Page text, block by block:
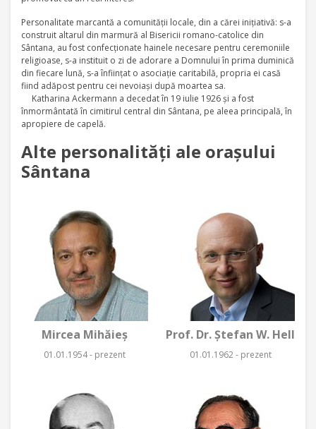
Personalitate marcantă a comunităţii locale, din a cărei iniţiativă: s-a
construit altarul din marmură al Bisericii romano-catolice din
Sântana, au fost confecţionate hainele necesare pentru ceremoniile
religioase, s-a instituit o zi de adorare a Domnului în prima duminică
din fiecare lună, s-a înfiinţat o asociaţie caritabilă, propria ei casă
fiind adăpost pentru cei nevoiaşi după moartea sa.
Katharina Ackermann a decedat în 19 iulie 1926 şi a fost
înmormântată în cimitirul central din Sântana, pe aleea principală, în
apropiere de capelă.
Alte personalităţi ale oraşului
Sântana
Mircea Mihăieş
01.01.1954 - prezent
Prof. Dr. Ştefan W. Hell
01.01.1962 - prezent